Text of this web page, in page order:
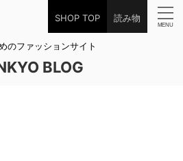
SHOP TOP 読み物
のファッションサイト
BLOG